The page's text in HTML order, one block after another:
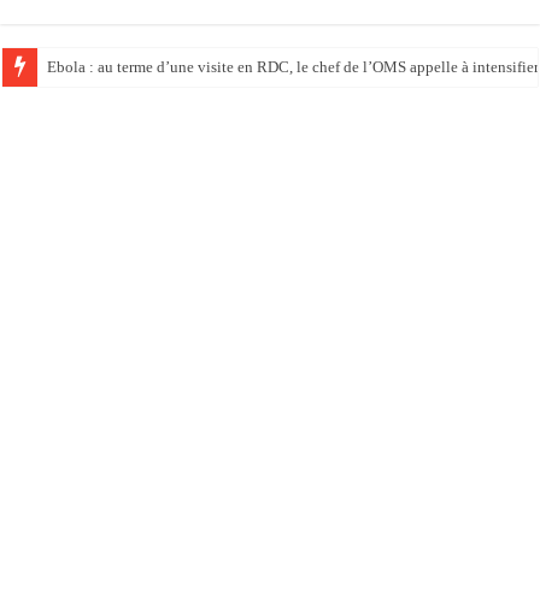
Ebola : au terme d’une visite en RDC, le chef de l’OMS appelle à